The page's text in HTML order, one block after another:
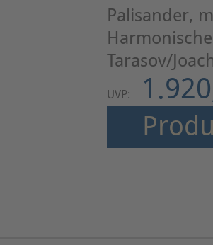
Palisander,
Tarasov/
UVP: